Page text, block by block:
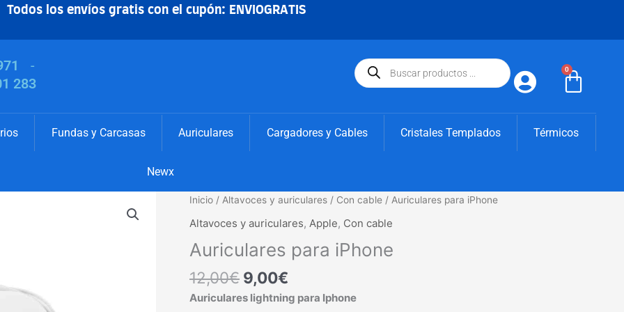
Todos los envíos gratis con el cupón: ENVIOGRATIS
-
283
Búsqueda
de
productos
0
Fundas y Carcasas Auriculares Cargadores y Cables Cristales Templados Térmicos
Newx
Inicio / Altavoces y auriculares / Con cable / Auriculares para iPhone
Altavoces y auriculares, Apple, Con cable
Auriculares para iPhone
12,00€
El
precio
original
era:
12,00€.
9,00€
El
precio
actual
es:
9,00€.
Auriculares lightning para Iphone
Auriculares
cantidad